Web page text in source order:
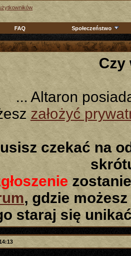
FAQ Społeczeństwo
Czy
... Altaron
założyć
czekać na
, gdzie
staraj się